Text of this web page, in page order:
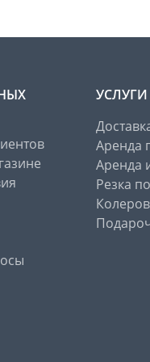
УСЛУГИ
Аренда
Аренда
Резка